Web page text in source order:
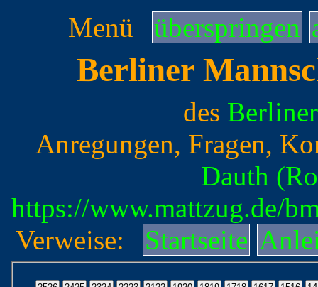
Menü überspringen
Berliner
des
Anregungen, Fragen,
Dauth
https://www.mattzug.de/
Verweise:
Startseite